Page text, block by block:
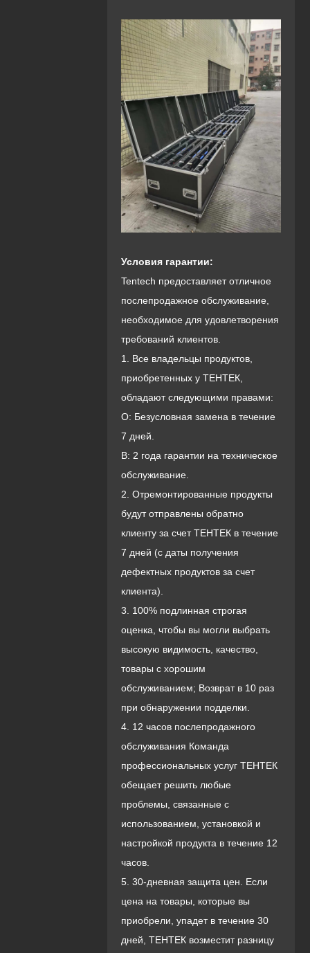
Условия гарантии:
Tentech предоставляет отличное
послепродажное обслуживание,
необходимое для удовлетворения
требований клиентов.
1. Все владельцы продуктов,
приобретенных у ТЕНТЕК,
обладают следующими правами:
О: Безусловная замена в течение
7 дней.
B: 2 года гарантии на техническое
обслуживание.
2. Отремонтированные продукты
будут отправлены обратно
клиенту за счет ТЕНТЕК в течение
7 дней (с даты получения
дефектных продуктов за счет
клиента).
3. 100% подлинная строгая
оценка, чтобы вы могли выбрать
высокую видимость, качество,
товары с хорошим
обслуживанием; Возврат в 10 раз
при обнаружении подделки.
4. 12 часов послепродажного
обслуживания Команда
профессиональных услуг ТЕНТЕК
обещает решить любые
проблемы, связанные с
использованием, установкой и
настройкой продукта в течение 12
часов.
5. 30-дневная защита цен. Если
цена на товары, которые вы
приобрели, упадет в течение 30
дней, ТЕНТЕК возместит разницу